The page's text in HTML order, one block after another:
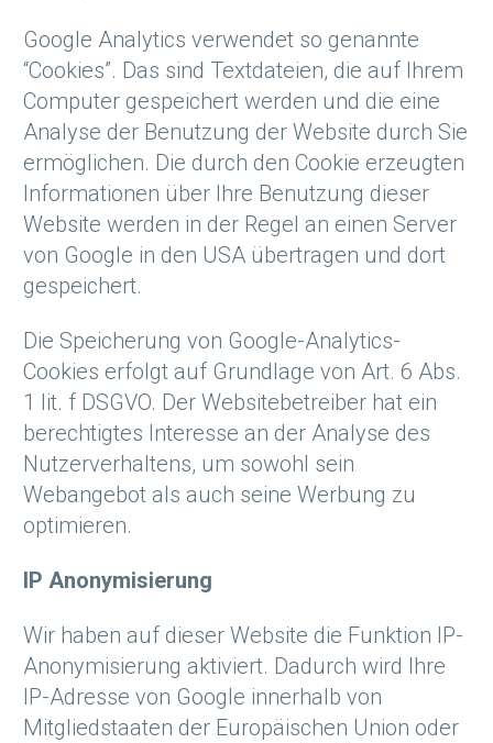
Google Analytics verwendet so genannte
“Cookies”. Das sind Textdateien, die auf Ihrem
Computer gespeichert werden und die eine
Analyse der Benutzung der Website durch Sie
ermöglichen. Die durch den Cookie erzeugten
Informationen über Ihre Benutzung dieser
Website werden in der Regel an einen Server
von Google in den USA übertragen und dort
gespeichert.
Die Speicherung von Google-Analytics-
Cookies erfolgt auf Grundlage von Art. 6 Abs.
1 lit. f DSGVO. Der Websitebetreiber hat ein
berechtigtes Interesse an der Analyse des
Nutzerverhaltens, um sowohl sein
Webangebot als auch seine Werbung zu
optimieren.
IP Anonymisierung
Wir haben auf dieser Website die Funktion IP-
Anonymisierung aktiviert. Dadurch wird Ihre
IP-Adresse von Google innerhalb von
Mitgliedstaaten der Europäischen Union oder